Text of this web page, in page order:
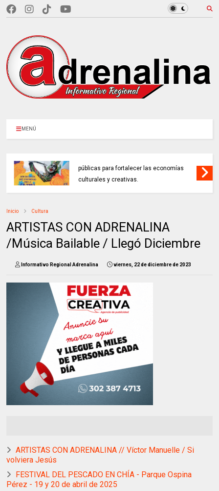
MENÚ
públicas para fortalecer las economías
culturales y creativas.
Inicio Cultura
ARTISTAS CON ADRENALINA
/Música Bailable / Llegó Diciembre
Informativo Regional Adrenalina viernes, 22 de diciembre de 2023
ARTISTAS CON ADRENALINA // Víctor Manuelle / Si
volviera Jesús
FESTIVAL DEL PESCADO EN CHÍA - Parque Ospina
Pérez - 19 y 20 de abril de 2025